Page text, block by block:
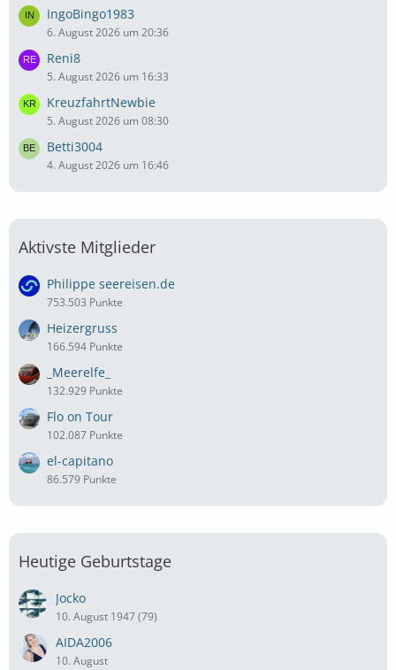
IngoBingo1983
6. August 2026 um 20:36
Reni8
5. August 2026 um 16:33
KreuzfahrtNewbie
5. August 2026 um 08:30
Betti3004
4. August 2026 um 16:46
Aktivste Mitglieder
Philippe seereisen.de
753.503 Punkte
Heizergruss
166.594 Punkte
_Meerelfe_
132.929 Punkte
Flo on Tour
102.087 Punkte
el-capitano
86.579 Punkte
Heutige Geburtstage
Jocko
10. August 1947 (79)
AIDA2006
10. August